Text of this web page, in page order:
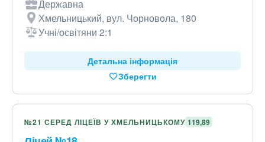
Державна
Хмельницький, вул. Чорновола, 180
Учні/освітяни 2:1
Детальна інформація
Зберегти
№21 СЕРЕД ЛІЦЕЇВ У ХМЕЛЬНИЦЬКОМУ 119,89